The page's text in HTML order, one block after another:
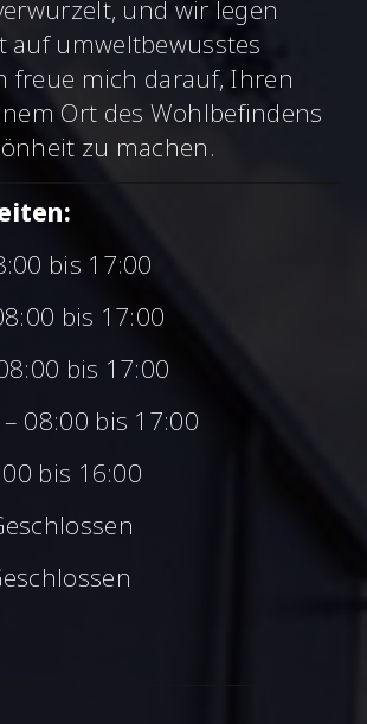
und wir legen
auf umweltbewusstes
freue mich darauf, Ihren
Ort des Wohlbefindens
zu machen.
bis 17:00
bis 17:00
bis 17:00
08:00 bis 17:00
bis 16:00